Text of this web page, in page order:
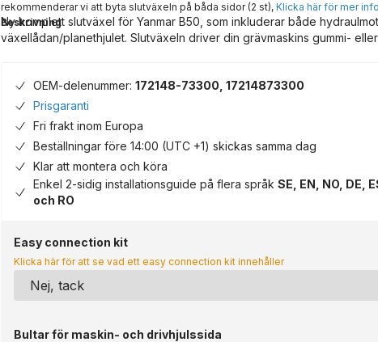
rekommenderar vi att byta slutväxeln på båda sidor (2 st), Klicka här för mer
Beskrivning
Ny komplett slutväxel för Yanmar B50, som inkluderar både
växellådan/planethjulet. Slutväxeln driver din grävmaskins gummi-
OEM-delenummer: 172148-73300, 17214873300
Prisgaranti
Fri frakt inom Europa
Beställningar före 14:00 (UTC +1) skickas samma dag
Klar att montera och köra
Enkel 2-sidig installationsguide på flera språk SE, EN, NO, DE,
och RO
Easy connection kit
Klicka här för att se vad ett easy connection kit innehåller
Bultar för maskin- och drivhjulssida